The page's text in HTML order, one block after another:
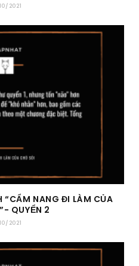
2021
“CẨM NANG ĐI LÀM CỦA
QUYỂN 2
2021